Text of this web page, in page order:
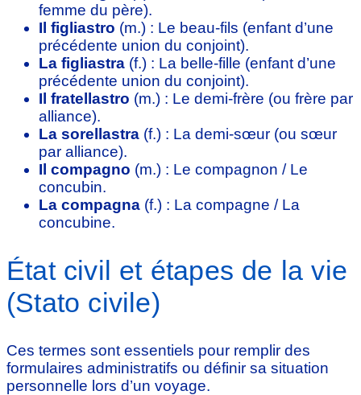
femme du père).
Il figliastro (m.) : Le beau-fils (enfant d’une
précédente union du conjoint).
La figliastra (f.) : La belle-fille (enfant d’une
précédente union du conjoint).
Il fratellastro (m.) : Le demi-frère (ou frère par
alliance).
La sorellastra (f.) : La demi-sœur (ou sœur
par alliance).
Il compagno (m.) : Le compagnon / Le
concubin.
La compagna (f.) : La compagne / La
concubine.
État civil et étapes de la vie
(Stato civile)
Ces termes sont essentiels pour remplir des
formulaires administratifs ou définir sa situation
personnelle lors d’un voyage.